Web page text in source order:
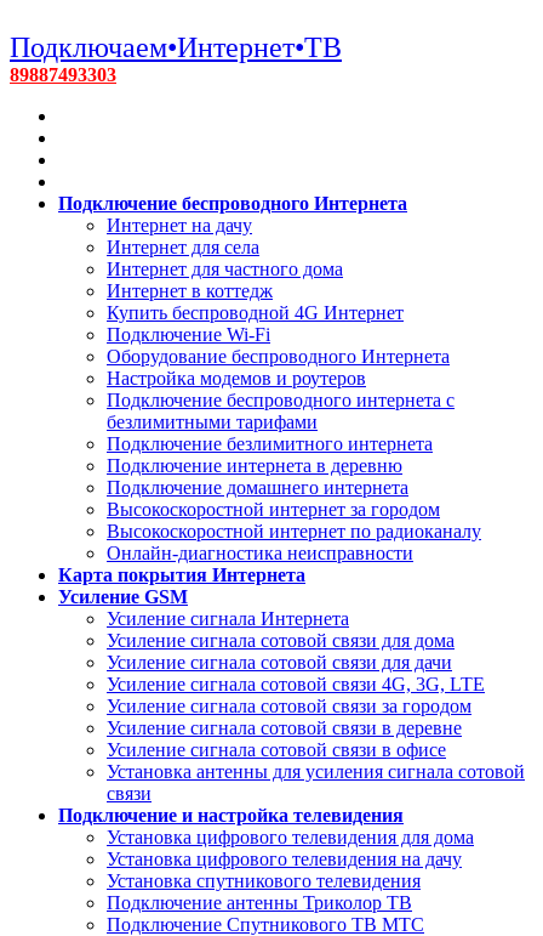
Подключаем•Интернет•ТВ
89887493303
Подключение беспроводного Интернета
Интернет на дачу
Интернет для села
Интернет для частного дома
Интернет в коттедж
Купить беспроводной 4G Интернет
Подключение Wi-Fi
Оборудование беспроводного Интернета
Настройка модемов и роутеров
Подключение беспроводного интернета с
безлимитными тарифами
Подключение безлимитного интернета
Подключение интернета в деревню
Подключение домашнего интернета
Высокоскоростной интернет за городом
Высокоскоростной интернет по радиоканалу
Онлайн-диагностика неисправности
Карта покрытия Интернета
Усиление GSM
Усиление сигнала Интернета
Усиление сигнала сотовой связи для дома
Усиление сигнала сотовой связи для дачи
Усиление сигнала сотовой связи 4G, 3G, LTE
Усиление сигнала сотовой связи за городом
Усиление сигнала сотовой связи в деревне
Усиление сигнала сотовой связи в офисе
Установка антенны для усиления сигнала сотовой
связи
Подключение и настройка телевидения
Установка цифрового телевидения для дома
Установка цифрового телевидения на дачу
Установка спутникового телевидения
Подключение антенны Триколор ТВ
Подключение Спутникового ТВ МТС